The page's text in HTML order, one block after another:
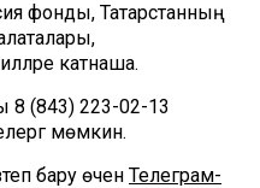
фонды, Татарстанның
катнаша.
8 (843) 223-02-13
мөмкин.
бару өчен Телеграм-